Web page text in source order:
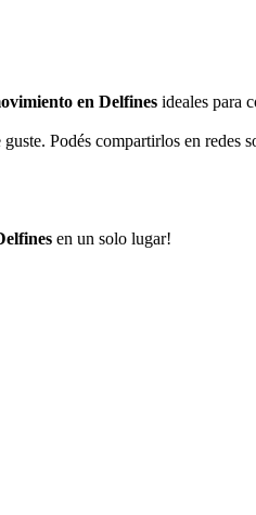
en Delfines ideales para
Podés compartirlos en
en un solo lugar!